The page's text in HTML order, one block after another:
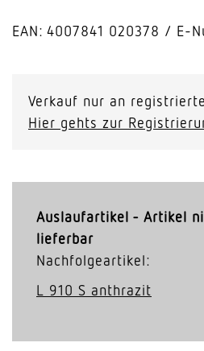
EAN: 4007841 020378 E-
Verkauf nur an
Hier gehts zur
Auslaufartikel - Artikel
lieferbar
Nachfolgeartikel:
L 910 S anthrazit